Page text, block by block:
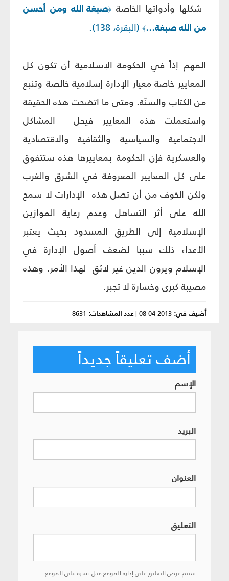
شكلها وأدواتها الخاصة ﴿صبغة الله ومن أحسن
من الله صبغة...﴾ (البقرة، 138).
المهم إذاً في الحكومة الإسلامية أن تكون كل
المعايير خاصة معيار الإدارة إسلامية خالصة وتنبع
من الكتاب والسنّة. ومتى ما اتضحت هذه الحقيقة
واستعملت هذه المعايير فيحل
المشاكل
الاجتماعية والسياسية والثقافية والاقتصادية
والعسكرية فإن الحكومة بمعاييرها هذه ستتفوق
على كل المعايير المعروفة في الشرق والغرب
ولكن الخوف من أن تصل هذه الإدارات لا سمح
الله على أثر التساهل وعدم رعاية الموازين
الإسلامية إلى الطريق المسدود بحيث يعتبر
الأعداء ذلك سبباً لضعف أصول الإدارة في
الإسلام ويرون الدين غير لائق لهذا الأمر. وهذه
مصيبة كبرى وخسارة لا تجبر.
أضيف في: 2013-04-08
|عدد المشاهدات: 8631
أضف تعليقاً جديداً
الإسم
البريد
العنوان
التعليق
سيتم عرض التعليق على إدارة الموقع قبل نشره على الموقع